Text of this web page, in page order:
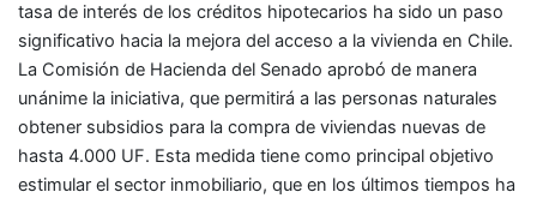
tasa de interés de los créditos hipotecarios ha sido un paso
significativo hacia la mejora del acceso a la vivienda en Chile.
La Comisión de Hacienda del Senado aprobó de manera
unánime la iniciativa, que permitirá a las personas naturales
obtener subsidios para la compra de viviendas nuevas de
hasta 4.000 UF. Esta medida tiene como principal objetivo
estimular el sector inmobiliario, que en los últimos tiempos ha